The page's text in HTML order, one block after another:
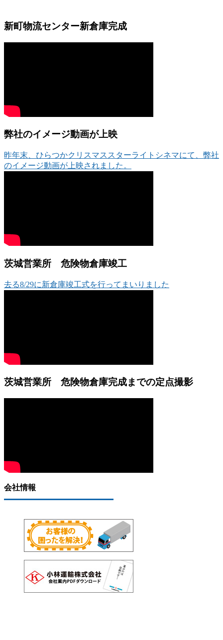
新町物流センター新倉庫完成
弊社のイメージ動画が上映
昨年末、ひらつかクリスマススターライトシネマにて、弊社
のイメージ動画が上映されました。
茨城営業所 危険物倉庫竣工
去る8/29に新倉庫竣工式を行ってまいりました
茨城営業所 危険物倉庫完成までの定点撮影
会社情報